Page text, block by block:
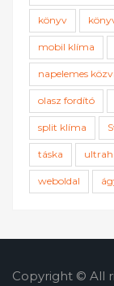
könyv
mobil klíma
napelemes
olasz fordító
split klíma
táska
weboldal
Copyright © All